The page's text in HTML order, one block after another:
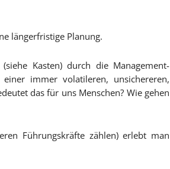
längerfristige Planung.
Kasten) durch die Management-
immer volatileren, unsichereren,
das für uns Menschen? Wie gehen
Führungskräfte zählen) erlebt man